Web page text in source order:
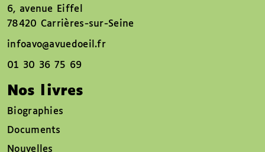
6, avenue Eiffel
78420 Carrières-sur-Seine
infoavo@avuedoeil.fr
01 30 36 75 69
Nos livres
Biographies
Documents
Nouvelles